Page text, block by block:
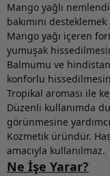
Mango yağlı
bakımını
Mango yağı içeren
yumuşak
Balmumu ve
konforlu
Tropikal aroması ile
Düzenli kullanımda
görünmesine
Kozmetik üründür.
amacıyla kullanılmaz.
Ne İşe Yarar?